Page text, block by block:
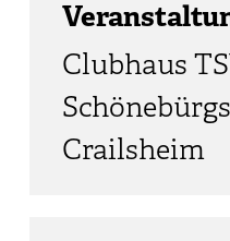
Clubhaus
Crailsheim